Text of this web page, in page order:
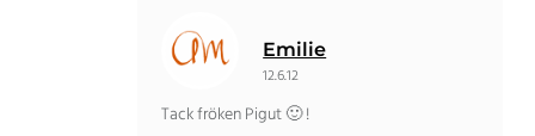
Emilie
12.6.12
Tack fröken Pigut 🙂 !